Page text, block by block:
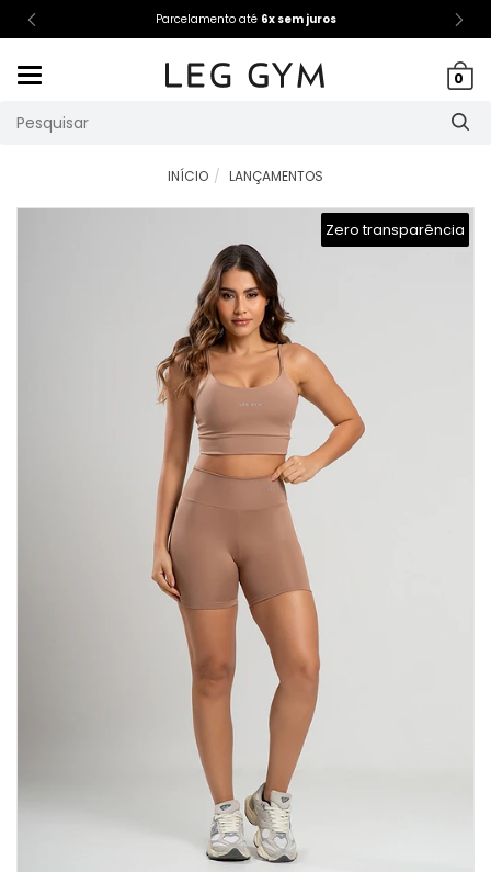
Parcelamento até 6x sem juros
0
INÍCIO LANÇAMENTOS
Zero transparência